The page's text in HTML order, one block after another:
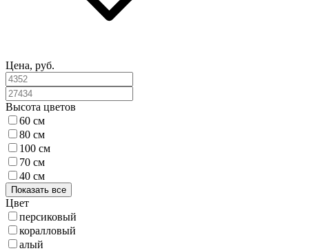
Цена, руб.
Высота цветов
60 см
80 см
100 см
70 см
40 см
Показать все
Цвет
персиковый
коралловый
алый